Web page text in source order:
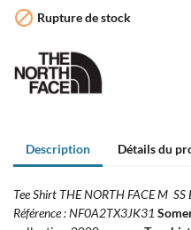
 Rupture de stock
Description Détails du
Tee Shirt THE NORTH FACE M
Référence : NF0A2TX3JK31